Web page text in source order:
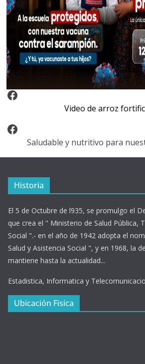
Video Arroz Fortificado
Video de arroz
Facebook
Saludable y nutritivo para
Historia
El 5 de Octubre de l935, se promulgo el
que crea el " Ministerio de Salud Pública,
Social ".- en el año de 1942 adopta el
Salud y Asistencia Social ", y en 1968, la
mantiene hasta la actualidad...
Estadistica, Informatica y
Ubicación Fisica